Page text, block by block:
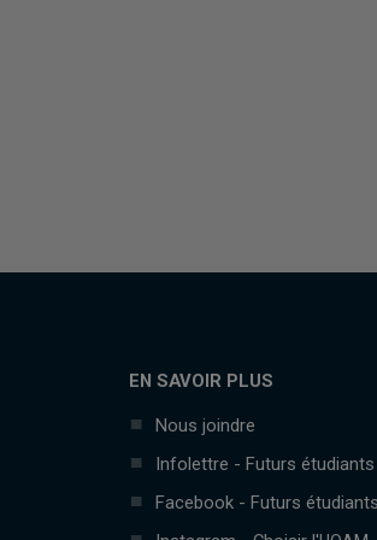
EN SAVOIR PLUS
Nous joindre
Infolettre - Futurs étudiants
Facebook - Futurs étudiants